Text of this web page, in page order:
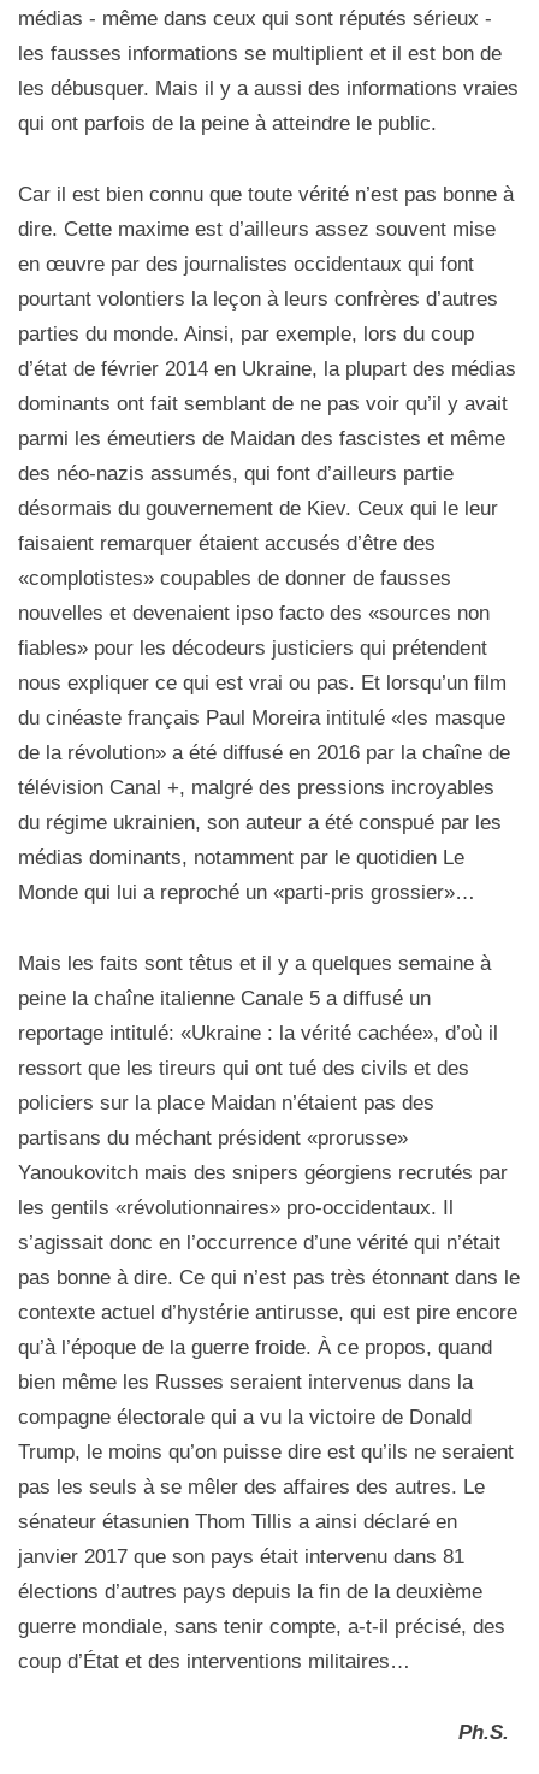
médias - même dans ceux qui sont réputés sérieux -
les fausses informations se multiplient et il est bon de
les débusquer. Mais il y a aussi des informations vraies
qui ont parfois de la peine à atteindre le public.
Car il est bien connu que toute vérité n’est pas bonne à
dire. Cette maxime est d’ailleurs assez souvent mise
en œuvre par des journalistes occidentaux qui font
pourtant volontiers la leçon à leurs confrères d’autres
parties du monde. Ainsi, par exemple, lors du coup
d’état de février 2014 en Ukraine, la plupart des médias
dominants ont fait semblant de ne pas voir qu’il y avait
parmi les émeutiers de Maidan des fascistes et même
des néo-nazis assumés, qui font d’ailleurs partie
désormais du gouvernement de Kiev. Ceux qui le leur
faisaient remarquer étaient accusés d’être des
«complotistes» coupables de donner de fausses
nouvelles et devenaient ipso facto des «sources non
fiables» pour les décodeurs justiciers qui prétendent
nous expliquer ce qui est vrai ou pas. Et lorsqu’un film
du cinéaste français Paul Moreira intitulé «les masque
de la révolution» a été diffusé en 2016 par la chaîne de
télévision Canal +, malgré des pressions incroyables
du régime ukrainien, son auteur a été conspué par les
médias dominants, notamment par le quotidien Le
Monde qui lui a reproché un «parti-pris grossier»…
Mais les faits sont têtus et il y a quelques semaine à
peine la chaîne italienne Canale 5 a diffusé un
reportage intitulé: «Ukraine : la vérité cachée», d’où il
ressort que les tireurs qui ont tué des civils et des
policiers sur la place Maidan n’étaient pas des
partisans du méchant président «prorusse»
Yanoukovitch mais des snipers géorgiens recrutés par
les gentils «révolutionnaires» pro-occidentaux. Il
s’agissait donc en l’occurrence d’une vérité qui n’était
pas bonne à dire. Ce qui n’est pas très étonnant dans le
contexte actuel d’hystérie antirusse, qui est pire encore
qu’à l’époque de la guerre froide. À ce propos, quand
bien même les Russes seraient intervenus dans la
compagne électorale qui a vu la victoire de Donald
Trump, le moins qu’on puisse dire est qu’ils ne seraient
pas les seuls à se mêler des affaires des autres. Le
sénateur étasunien Thom Tillis a ainsi déclaré en
janvier 2017 que son pays était intervenu dans 81
élections d’autres pays depuis la fin de la deuxième
guerre mondiale, sans tenir compte, a-t-il précisé, des
coup d’État et des interventions militaires…
Ph.S.